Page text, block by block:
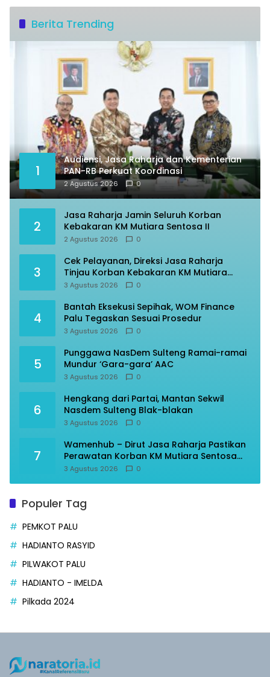
Berita Trending
1
Audiensi, Jasa Raharja dan Kementerian
PAN-RB Perkuat Koordinasi
2 Agustus 2026 0
2
Jasa Raharja Jamin Seluruh Korban
Kebakaran KM Mutiara Sentosa II
2 Agustus 2026 0
3
Cek Pelayanan, Direksi Jasa Raharja
Tinjau Korban Kebakaran KM Mutiara
Sentosa II
3 Agustus 2026 0
4
Bantah Eksekusi Sepihak, WOM Finance
Palu Tegaskan Sesuai Prosedur
3 Agustus 2026 0
5
Punggawa NasDem Sulteng Ramai-ramai
Mundur ‘Gara-gara’ AAC
3 Agustus 2026 0
6
Hengkang dari Partai, Mantan Sekwil
Nasdem Sulteng Blak-blakan
3 Agustus 2026 0
7
Wamenhub – Dirut Jasa Raharja Pastikan
Perawatan Korban KM Mutiara Sentosa
Optimal
3 Agustus 2026 0
Populer Tag
PEMKOT PALU
HADIANTO RASYID
PILWAKOT PALU
HADIANTO - IMELDA
Pilkada 2024